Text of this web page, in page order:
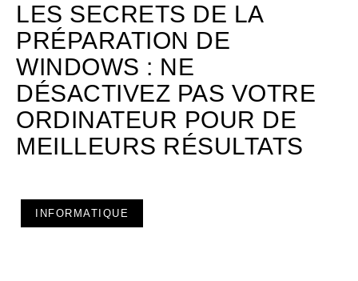
LES SECRETS DE LA
PRÉPARATION DE
WINDOWS : NE
DÉSACTIVEZ PAS VOTRE
ORDINATEUR POUR DE
MEILLEURS RÉSULTATS
INFORMATIQUE